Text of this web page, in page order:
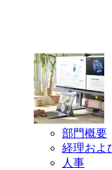
部門概要
経理およ
人事